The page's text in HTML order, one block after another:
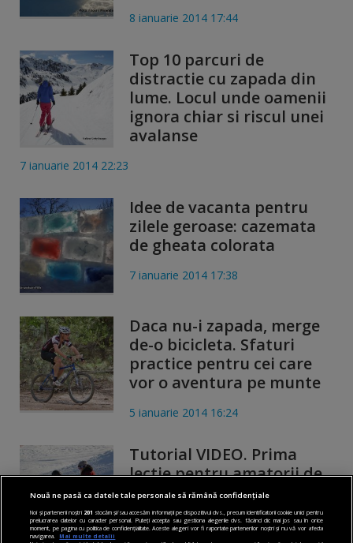
8 ianuarie 2014 17:44
Top 10 parcuri de
distractie cu zapada din
lume. Locul unde oamenii
ignora chiar si riscul unei
avalanse
7 ianuarie 2014 22:23
Idee de vacanta pentru
zilele geroase: cazemata
de gheata colorata
7 ianuarie 2014 17:38
Daca nu-i zapada, merge
de-o bicicleta. Sfaturi
practice pentru cei care
vor o aventura pe munte
5 ianuarie 2014 16:24
Tutorial VIDEO. Prima
lectie pentru amatorii de
snowboarding. Tehnici de
baza pe care trebuie sa le
stii
Nouă ne pasă ca datele tale personale să rămână confidențiale
Noi și partenerii noștri 201 stocăm și/sau accesăm informații pe dispozitivul dvs., precum identificatorii cookie unici pentru
prelucrarea datelor cu caracter personal. Puteți accepta sau gestiona alegerile dvs. făcând clic mai jos sau în orice
moment, pe pagina cu politica de confidențialitate. Aceste alegeri vor fi raportate partenerilor noștri și nu vă vor afecta
navigarea.
Mai multe detalii